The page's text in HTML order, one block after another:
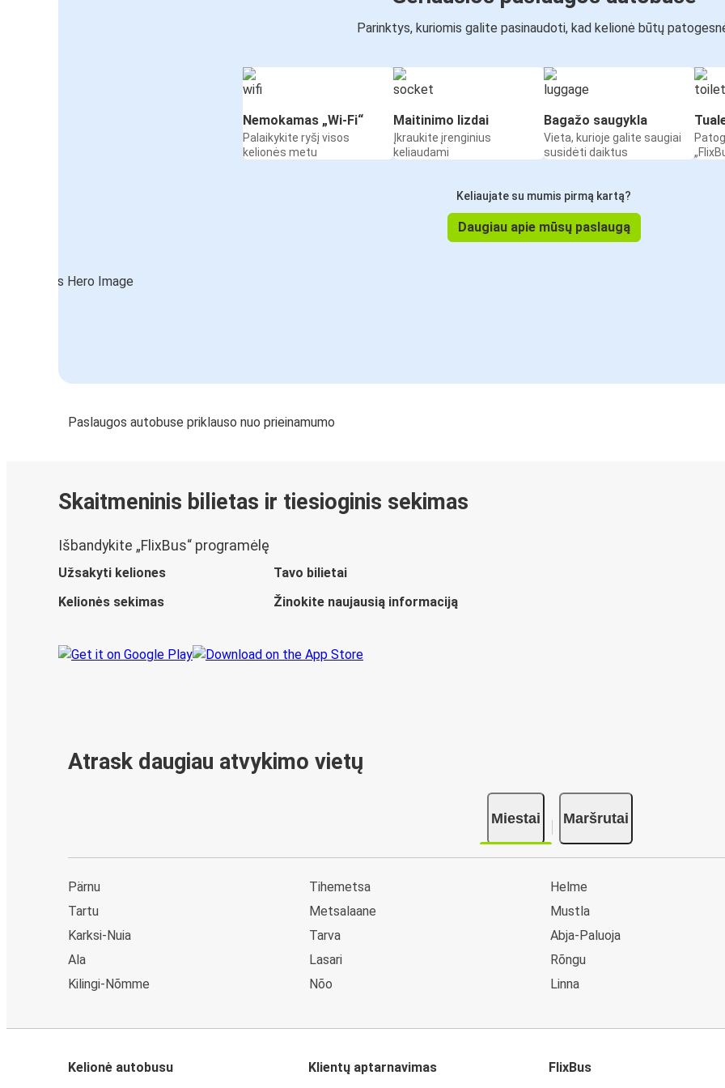
Parinktys, kuriomis galite pasinaudoti, kad kelionė būtų
Nemokamas „Wi-Fi“
Palaikykite ryšį visos
kelionės metu
Maitinimo lizdai
Įkraukite įrenginius
keliaudami
Bagažo saugykla
Vieta, kurioje galite saugiai
susidėti daiktus
Keliaujate su mumis pirmą kartą?
Daugiau apie mūsų paslaugą
Paslaugos autobuse priklauso nuo prieinamumo
Skaitmeninis bilietas ir tiesioginis sekimas
Išbandykite „FlixBus“ programėlę
Užsakyti keliones
Tavo bilietai
Kelionės sekimas
Žinokite naujausią informaciją
Atrask daugiau atvykimo vietų
Miestai Maršrutai
Pärnu
Tartu
Karksi-Nuia
Ala
Kilingi-Nõmme
Tihemetsa
Metsalaane
Tarva
Lasari
Nõo
Helme
Mustla
Abja-Paluoja
Rõngu
Linna
Kelionė autobusu Klientų aptarnavimas FlixBus